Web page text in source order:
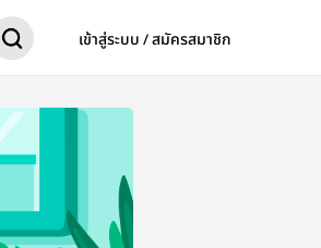
เข้าสู่ระบบ / สมัครสมาชิก